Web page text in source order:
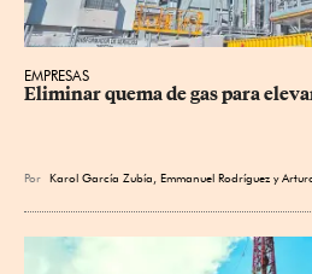
EMPRESAS
Eliminar quema de gas para
Por Karol García Zubía, Emmanuel Rodríguez y